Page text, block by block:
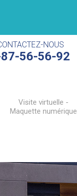
NOUS
56-56-92
Visite virtuelle -
Maquette numérique